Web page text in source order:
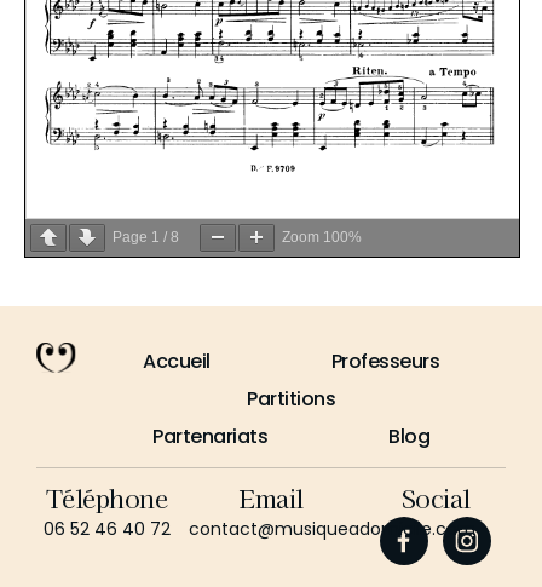
Page 1 / 8 Zoom 100%
Accueil
Professeurs
Partitions
Partenariats
Blog
Téléphone
06 52 46 40 72
Social
Email
contact@musiqueadomicile.com